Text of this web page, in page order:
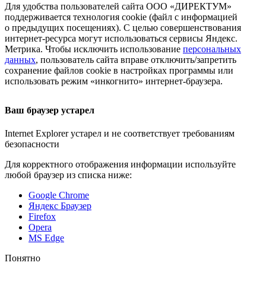
Для удобства пользователей сайта ООО «ДИРЕКТУМ»
поддерживается технология cookie (файл с информацией
о предыдущих посещениях). С целью совершенствования
интернет-ресурса могут использоваться сервисы Яндекс.
Метрика. Чтобы исключить использование персональных
данных, пользователь сайта вправе отключить/запретить
сохранение файлов cookie в настройках программы или
использовать режим «инкогнито» интернет-браузера.
Ваш браузер устарел
Internet Explorer устарел и не соответствует требованиям
безопасности
Для корректного отображения информации используйте
любой браузер из списка ниже:
Google Chrome
Яндекс Браузер
Firefox
Opera
MS Edge
Понятно